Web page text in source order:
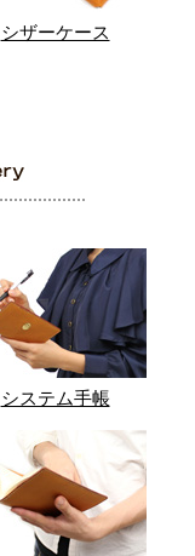
シザーケース
システム手帳